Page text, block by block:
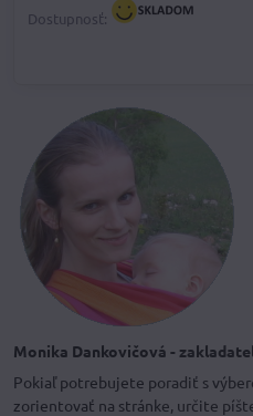
Dostupnosť:
Monika Dankovičová -
Pokiaľ potrebujete poradiť s
zorientovať na stránke, určite